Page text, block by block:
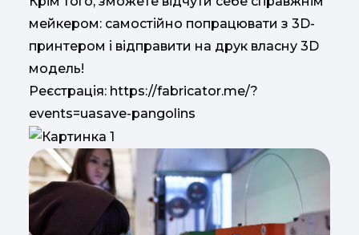
мейкером: самостійно попрацювати з 3D-
принтером і відправити на друк власну 3D
модель!
Реєстрація: https://fabricator.me/?
events=uasave-pangolins